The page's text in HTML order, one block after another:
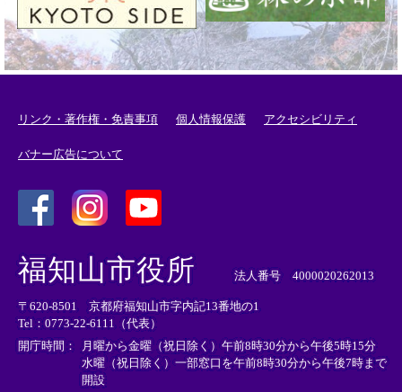
リンク・著作権・免責事項 個人情報保護 アクセシビリティ
バナー広告について
外
部
リ
ン
ク
＞
外
リ
ン
ク
＞
外
部
ン
ク
＞
福知山市役所 法人番号 4000020262013
〒620-8501 京都府福知山市字内記13番地の1
Tel：0773-22-6111（代表）
開庁時間：
月曜から金曜（祝日除く）午前8時30分から午後5時15分
水曜（祝日除く）一部窓口を午前8時30分から午後7時まで
開設